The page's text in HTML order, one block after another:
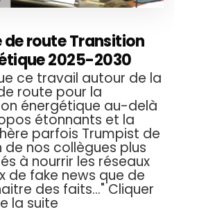
de route Transition
2025-2030
ce travail autour de la
route pour la
énergétique au-delà
étonnants et la
parfois Trumpist de
de nos collègues plus
à nourrir les réseaux
de fake news que de
des faits..." Cliquer
la suite